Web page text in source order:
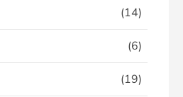
(14)
(6)
(19)